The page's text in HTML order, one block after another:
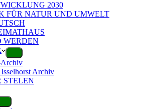
2030
FÜR NATUR UND UMWELT
WERDEN
Archiv
Archiv
STELEN